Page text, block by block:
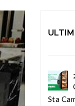
Sta